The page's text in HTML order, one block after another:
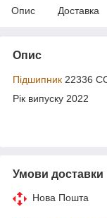
Опис Доставка
Опис
Підшипник 22336
Рік випуску 2022
Умови доставки
Нова Пошта